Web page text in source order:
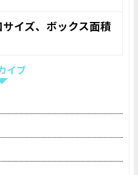
サイズ、ボックス面積
イブ